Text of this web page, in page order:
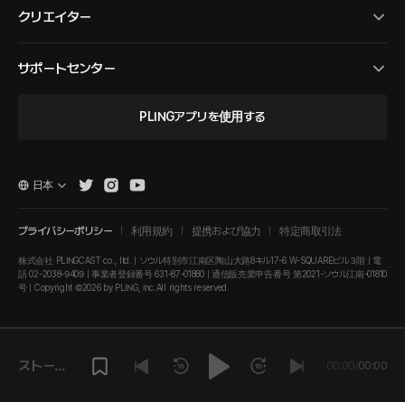
クリエイター
サポートセンター
PLINGアプリを使用する
プライバシーポリシー 利用規約 提携および協力 特定商取引法
株式会社 PLINGCAST co., ltd. | ソウル特別市江南区陶山大路8キル17-6 W-SQUAREビル３階 | 電
話 02-2038-9409 | 事業者登録番号 631-87-01880 | 通信販売業申告番号 第2021-ソウル江南-01810
号 | Copyright ©2026 by PLING, Inc.All rights reserved.
日本
ストーリ
00:00/00:00